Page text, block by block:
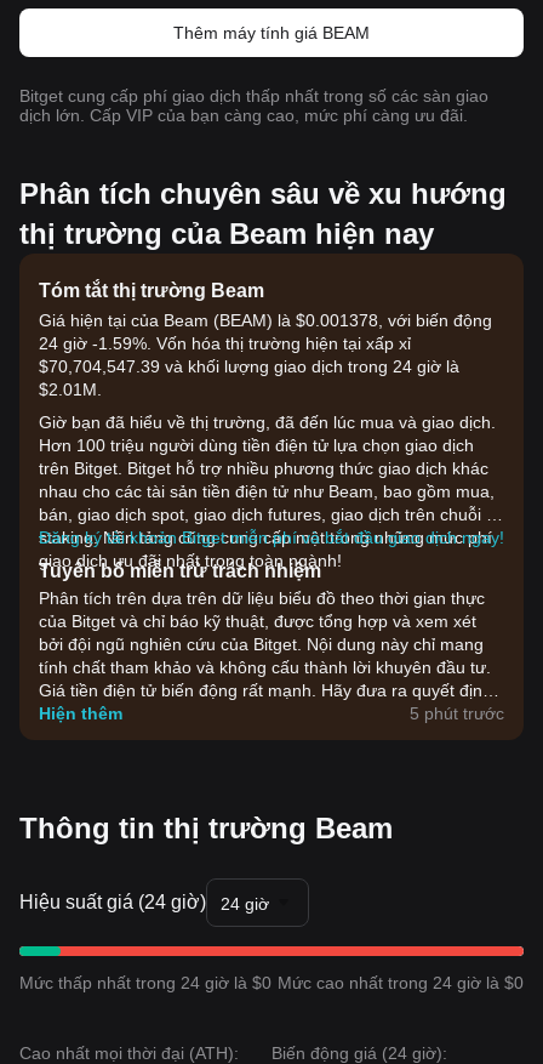
Thêm máy tính giá BEAM
Bitget cung cấp phí giao dịch thấp nhất trong số các sàn giao
dịch lớn. Cấp VIP của bạn càng cao, mức phí càng ưu đãi.
Phân tích chuyên sâu về xu hướng
thị trường của Beam hiện nay
Tóm tắt thị trường Beam
Giá hiện tại của Beam (BEAM) là $0.001378, với biến động
24 giờ -1.59%. Vốn hóa thị trường hiện tại xấp xỉ
$70,704,547.39 và khối lượng giao dịch trong 24 giờ là
$2.01M.
Giờ bạn đã hiểu về thị trường, đã đến lúc mua và giao dịch.
Hơn 100 triệu người dùng tiền điện tử lựa chọn giao dịch
trên Bitget. Bitget hỗ trợ nhiều phương thức giao dịch khác
nhau cho các tài sản tiền điện tử như Beam, bao gồm mua,
bán, giao dịch spot, giao dịch futures, giao dịch trên chuỗi và
staking. Nền tảng cũng cung cấp một trong những mức phí
giao dịch ưu đãi nhất trong toàn ngành!
Đăng ký tài khoản Bitget miễn phí và bắt đầu giao dịch ngay!
Tuyên bố miễn trừ trách nhiệm
Phân tích trên dựa trên dữ liệu biểu đồ theo thời gian thực
của Bitget và chỉ báo kỹ thuật, được tổng hợp và xem xét
bởi đội ngũ nghiên cứu của Bitget. Nội dung này chỉ mang
tính chất tham khảo và không cấu thành lời khuyên đầu tư.
Giá tiền điện tử biến động rất mạnh. Hãy đưa ra quyết định
đầu tư dựa trên khả năng chấp nhận rủi ro của bản thân.
Hiện thêm 5 phút trước
Thông tin thị trường Beam
Hiệu suất giá (24 giờ) 24 giờ
Mức thấp nhất trong 24 giờ là $0 Mức cao nhất trong 24 giờ là $0
Cao nhất mọi thời đại (ATH):
Biến động giá (24 giờ):